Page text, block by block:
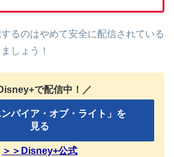
るのはやめて安全に配信されている
しょう！
で配信中！／
パイア・オブ・ライト」を
見る
＞＞Disney+公式